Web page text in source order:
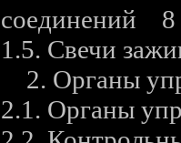
соединений 8
1.5. Свечи
2. Органы
2.1. Органы